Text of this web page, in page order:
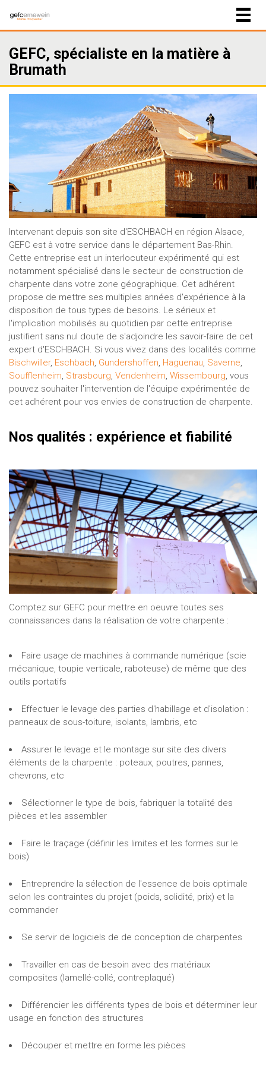
GEFC, spécialiste en la matière à
Brumath
Intervenant depuis son site d'ESCHBACH en région Alsace,
GEFC est à votre service dans le département Bas-Rhin.
Cette entreprise est un interlocuteur expérimenté qui est
notamment spécialisé dans le secteur de construction de
charpente dans votre zone géographique. Cet adhérent
propose de mettre ses multiples années d'expérience à la
disposition de tous types de besoins. Le sérieux et
l'implication mobilisés au quotidien par cette entreprise
justifient sans nul doute de s'adjoindre les savoir-faire de cet
expert d'ESCHBACH. Si vous vivez dans des localités comme
Bischwiller, Eschbach, Gundershoffen, Haguenau, Saverne,
Soufflenheim, Strasbourg, Vendenheim, Wissembourg, vous
pouvez souhaiter l'intervention de l'équipe expérimentée de
cet adhérent pour vos envies de construction de charpente.
Nos qualités : expérience et fiabilité
Comptez sur GEFC pour mettre en oeuvre toutes ses
connaissances dans la réalisation de votre charpente :
Faire usage de machines à commande numérique (scie
mécanique, toupie verticale, raboteuse) de même que des
outils portatifs
Effectuer le levage des parties d'habillage et d'isolation :
panneaux de sous-toiture, isolants, lambris, etc
Assurer le levage et le montage sur site des divers
éléments de la charpente : poteaux, poutres, pannes,
chevrons, etc
Sélectionner le type de bois, fabriquer la totalité des
pièces et les assembler
Faire le traçage (définir les limites et les formes sur le
bois)
Entreprendre la sélection de l'essence de bois optimale
selon les contraintes du projet (poids, solidité, prix) et la
commander
Se servir de logiciels de de conception de charpentes
Travailler en cas de besoin avec des matériaux
composites (lamellé-collé, contreplaqué)
Différencier les différents types de bois et déterminer leur
usage en fonction des structures
Découper et mettre en forme les pièces